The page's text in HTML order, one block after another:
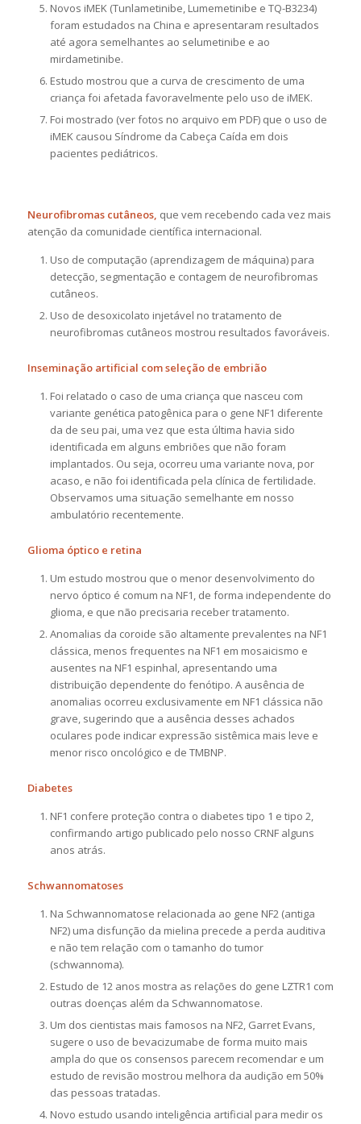
Novos iMEK (Tunlametinibe, Lumemetinibe e TQ-B3234)
foram estudados na China e apresentaram resultados
até agora semelhantes ao selumetinibe e ao
mirdametinibe.
Estudo mostrou que a curva de crescimento de uma
criança foi afetada favoravelmente pelo uso de iMEK.
Foi mostrado (ver fotos no arquivo em PDF) que o uso de
iMEK causou Síndrome da Cabeça Caída em dois
pacientes pediátricos.
Neurofibromas cutâneos, que vem recebendo cada vez mais
atenção da comunidade científica internacional.
Uso de computação (aprendizagem de máquina) para
detecção, segmentação e contagem de neurofibromas
cutâneos.
Uso de desoxicolato injetável no tratamento de
neurofibromas cutâneos mostrou resultados favoráveis.
Inseminação artificial com seleção de embrião
Foi relatado o caso de uma criança que nasceu com
variante genética patogênica para o gene NF1 diferente
da de seu pai, uma vez que esta última havia sido
identificada em alguns embriões que não foram
implantados. Ou seja, ocorreu uma variante nova, por
acaso, e não foi identificada pela clínica de fertilidade.
Observamos uma situação semelhante em nosso
ambulatório recentemente.
Glioma óptico e retina
Um estudo mostrou que o menor desenvolvimento do
nervo óptico é comum na NF1, de forma independente do
glioma, e que não precisaria receber tratamento.
Anomalias da coroide são altamente prevalentes na NF1
clássica, menos frequentes na NF1 em mosaicismo e
ausentes na NF1 espinhal, apresentando uma
distribuição dependente do fenótipo. A ausência de
anomalias ocorreu exclusivamente em NF1 clássica não
grave, sugerindo que a ausência desses achados
oculares pode indicar expressão sistêmica mais leve e
menor risco oncológico e de TMBNP.
Diabetes
NF1 confere proteção contra o diabetes tipo 1 e tipo 2,
confirmando artigo publicado pelo nosso CRNF alguns
anos atrás.
Schwannomatoses
Na Schwannomatose relacionada ao gene NF2 (antiga
NF2) uma disfunção da mielina precede a perda auditiva
e não tem relação com o tamanho do tumor
(schwannoma).
Estudo de 12 anos mostra as relações do gene LZTR1 com
outras doenças além da Schwannomatose.
Um dos cientistas mais famosos na NF2, Garret Evans,
sugere o uso de bevacizumabe de forma muito mais
ampla do que os consensos parecem recomendar e um
estudo de revisão mostrou melhora da audição em 50%
das pessoas tratadas.
Novo estudo usando inteligência artificial para medir os